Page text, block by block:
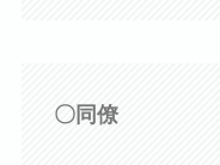
〇同僚